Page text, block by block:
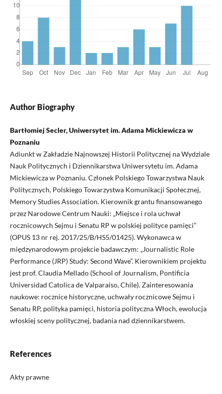
Author Biography
Bartłomiej Secler, Uniwersytet im. Adama Mickiewicza w
Poznaniu
Adiunkt w Zakładzie Najnowszej Historii Politycznej na Wydziale
Nauk Politycznych i Dziennikarstwa Uniwersytetu im. Adama
Mickiewicza w Poznaniu. Członek Polskiego Towarzystwa Nauk
Politycznych, Polskiego Towarzystwa Komunikacji Społecznej,
Memory Studies Association. Kierownik grantu finansowanego
przez Narodowe Centrum Nauki: „Miejsce i rola uchwał
rocznicowych Sejmu i Senatu RP w polskiej polityce pamięci”
(OPUS 13 nr rej. 2017/25/B/HS5/01425). Wykonawca w
międzynarodowym projekcie badawczym: „Journalistic Role
Performance (JRP) Study: Second Wave”. Kierownikiem projektu
jest prof. Claudia Mellado (School of Journalism, Pontificia
Universidad Catolica de Valparaiso, Chile). Zainteresowania
naukowe: rocznice historyczne, uchwały rocznicowe Sejmu i
Senatu RP, polityka pamięci, historia polityczna Włoch, ewolucja
włoskiej sceny politycznej, badania nad dziennikarstwem.
References
Akty prawne